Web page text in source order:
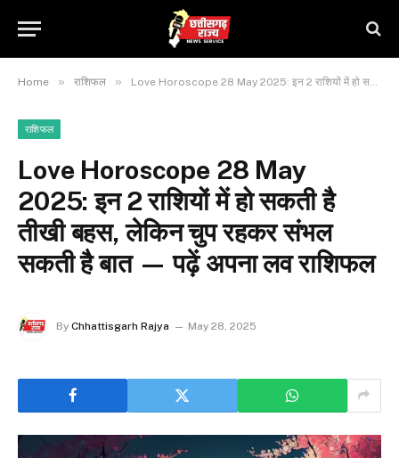
Home » राशिफल » Love Horoscope 28 May 2025: इन 2 राशियों में हो सकती है तीखी बहस, लेकिन चुप रहकर संभल सकती है बात — पढ़ें अपना लव राशिफल
राशिफल
Love Horoscope 28 May
2025: इन 2 राशियों में हो सकती है
तीखी बहस, लेकिन चुप रहकर संभल
सकती है बात — पढ़ें अपना लव राशिफल
By Chhattisgarh Rajya May 28, 2025